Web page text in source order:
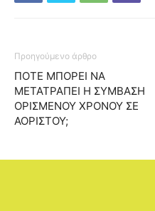
Προηγούμενο άρθρο
ΠΟΤΕ ΜΠΟΡΕΙ ΝΑ
ΜΕΤΑΤΡΑΠΕΙ Η ΣΥΜΒΑΣΗ
ΟΡΙΣΜΕΝΟΥ ΧΡΟΝΟΥ ΣΕ
ΑΟΡΙΣΤΟΥ;